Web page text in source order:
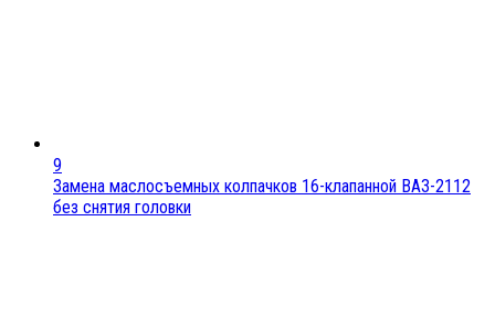
9
Замена маслосъемных колпачков 16-клапанной ВАЗ-2112
без снятия головки